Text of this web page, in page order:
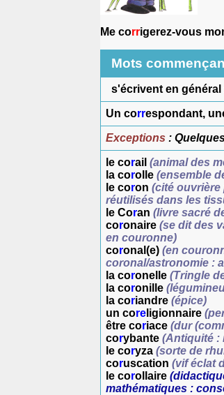
Me corrigerez-vous
Mots
s'écrivent en général
Un correspondant,
Exceptions :
le corail(animal des
la corolle(ensemble
le coron(cité ouvrière
réutilisés dans les
le Coran(livre sacré
coronaire(se dit des
en couronne)
coronal(e)(en
coronal/astronomie :
la coronelle(Tringle
la coronille
la coriandre(épice)
un core ligionnaire
être coriace(dur
corybante(Antiquité :
le coryza(sorte de
coruscation(vif éclat
le corollaire
mathématiques :